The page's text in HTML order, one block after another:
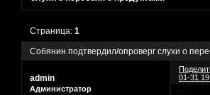
Собянин подтвердил/опроверг слухи о
Страница:1
01-31
admin
Администратор